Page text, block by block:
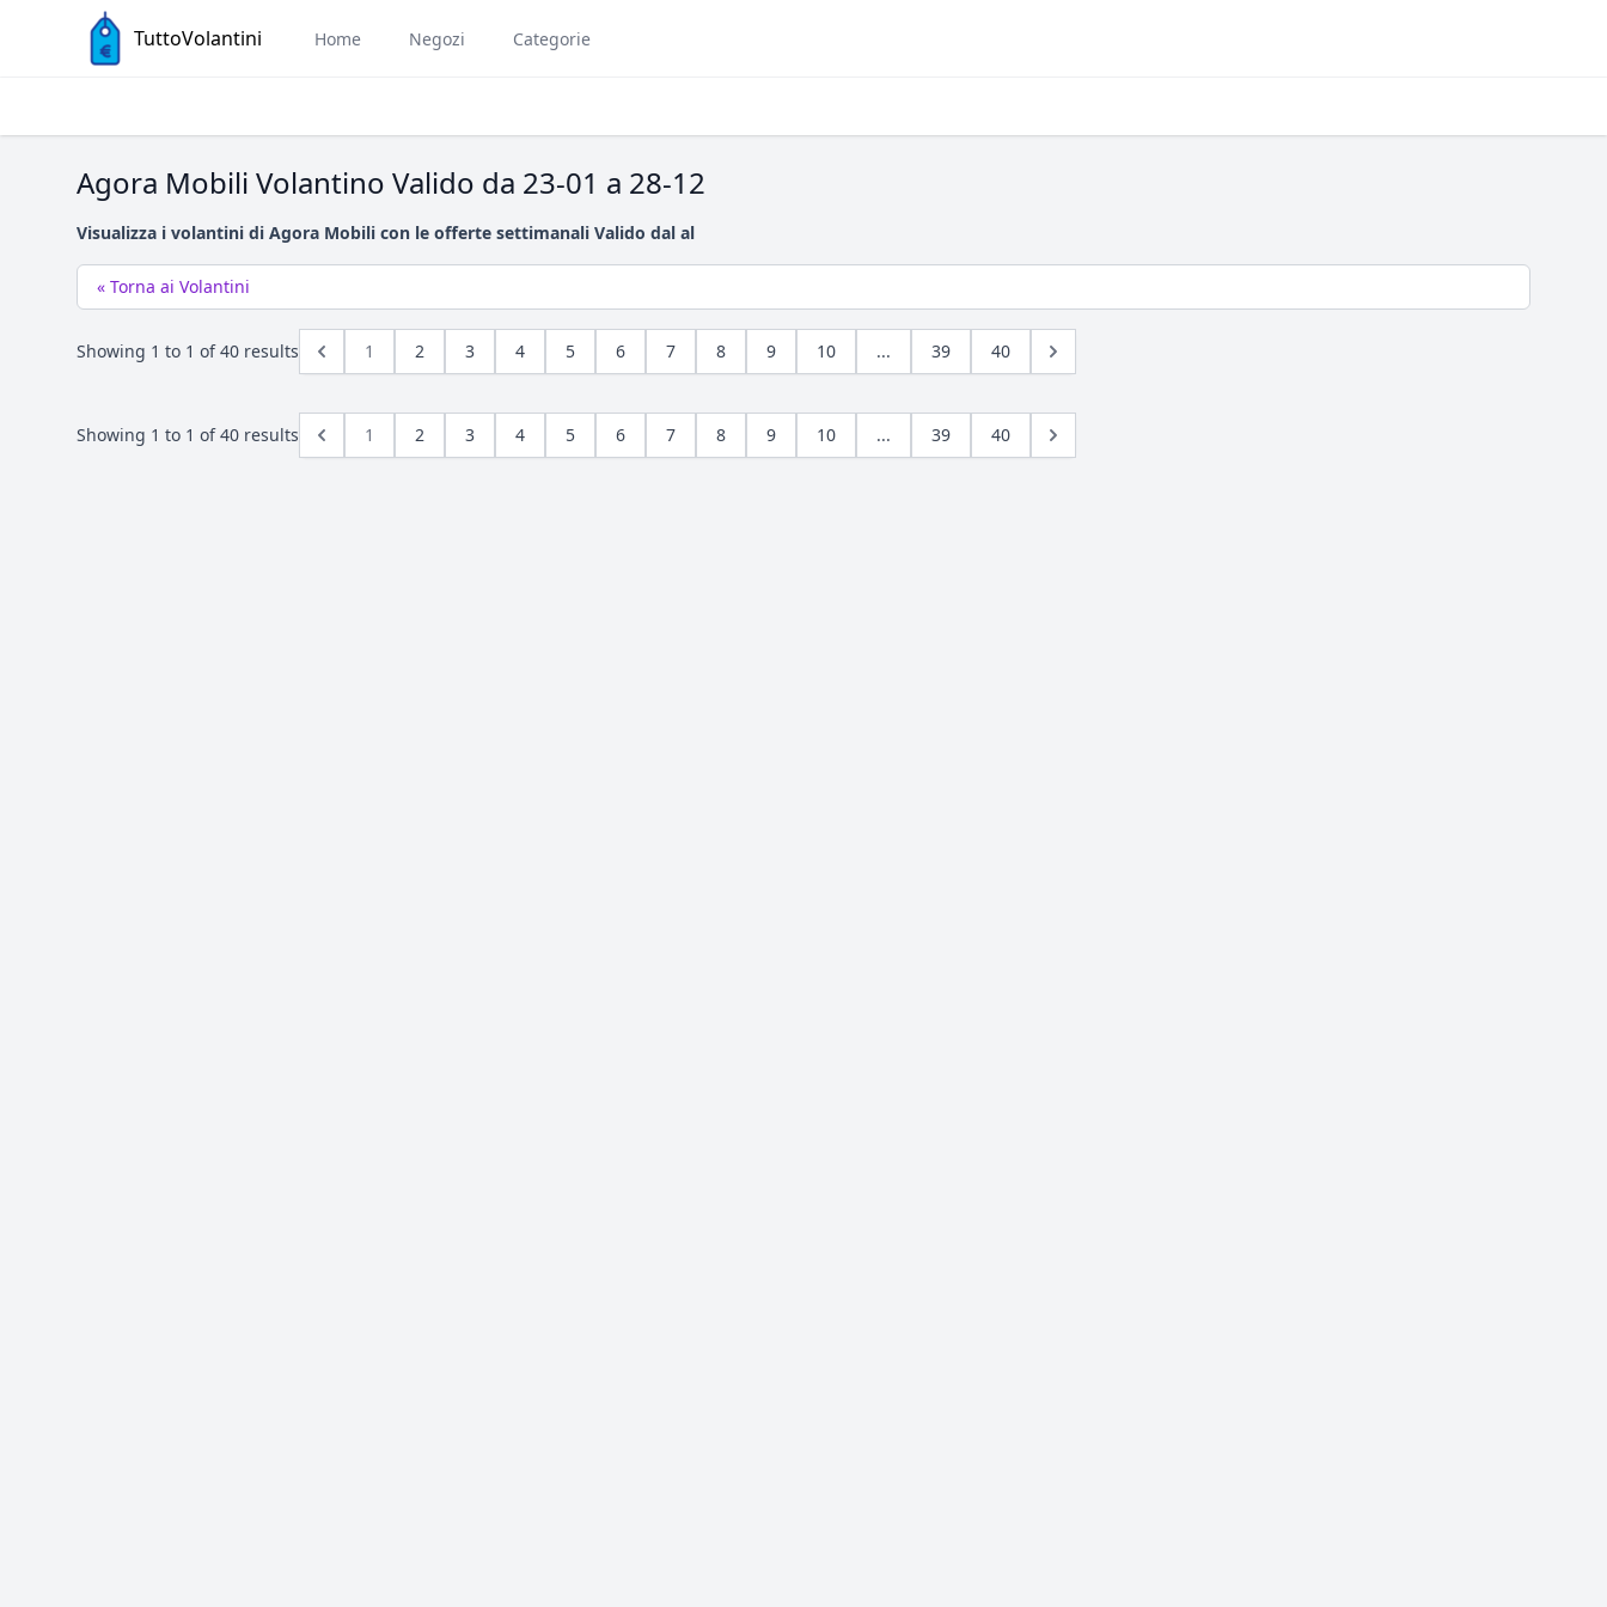
TuttoVolantini Home Negozi Categorie
Agora Mobili Volantino Valido da 23-01 a 28-12
Visualizza i volantini di Agora Mobili con le offerte settimanali Valido dal al
« Torna ai Volantini
Showing 1 to 1 of40 results 1 2 3 4 5 6 7 8 9 10 ... 39 40
Showing 1 to 1 of40 results 1 2 3 4 5 6 7 8 9 10 ... 39 40